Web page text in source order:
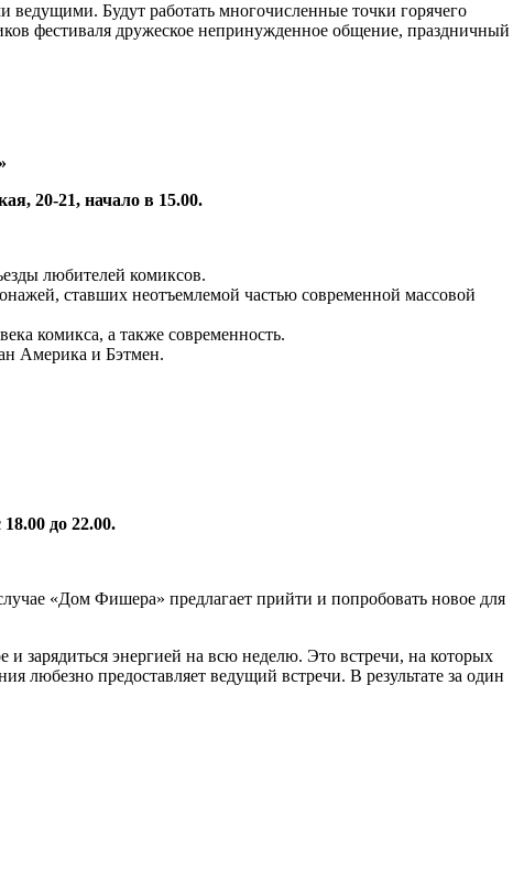
ведущими. Будут работать многочисленные точки горячего
фестиваля дружеское непринужденное общение, праздничный
20-21, начало в 15.00.
любителей комиксов.
ставших неотъемлемой частью современной массовой
комикса, а также современность.
Америка и Бэтмен.
до 22.00.
«Дом Фишера» предлагает прийти и попробовать новое для
зарядиться энергией на всю неделю. Это встречи, на которых
любезно предоставляет ведущий встречи. В результате за один